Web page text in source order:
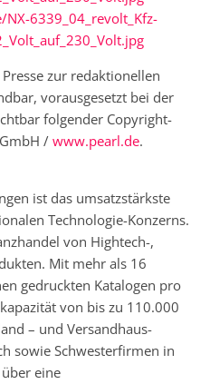
6339_04_revolt_Kfz-
zur redaktionellen
vorausgesetzt bei der
folgender Copyright-
/ www.pearl.de.
ist das umsatzstärkste
Technologie-Konzerns.
von Hightech-,
Mit mehr als 16
gedruckten Katalogen pro
von bis zu 110.000
– und Versandhaus-
sowie Schwesterfirmen in
eine